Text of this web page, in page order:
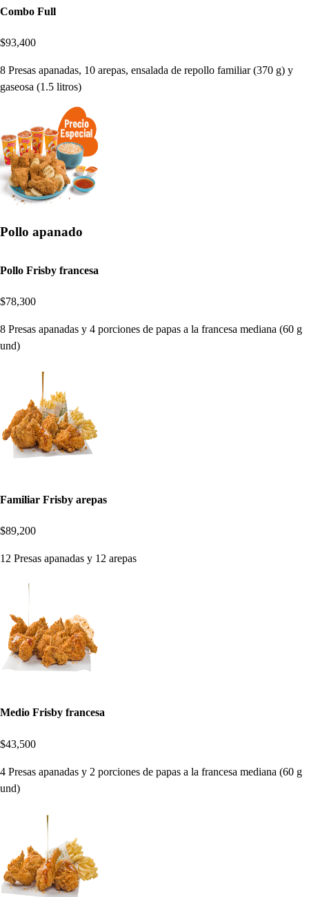
Combo Full
$93,400
8 Presas apanadas, 10 arepas, ensalada de repollo familiar (370 g) y
gaseosa (1.5 litros)
Pollo apanado
Pollo Frisby francesa
$78,300
8 Presas apanadas y 4 porciones de papas a la francesa mediana (60 g
und)
Familiar Frisby arepas
$89,200
12 Presas apanadas y 12 arepas
Medio Frisby francesa
$43,500
4 Presas apanadas y 2 porciones de papas a la francesa mediana (60 g
und)